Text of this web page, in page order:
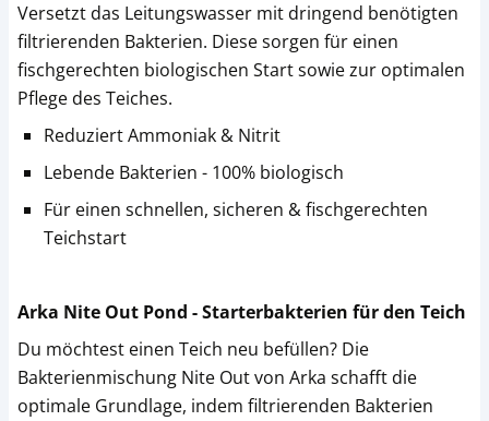
Versetzt das Leitungswasser mit dringend benötigten
filtrierenden Bakterien. Diese sorgen für einen
fischgerechten biologischen Start sowie zur optimalen
Pflege des Teiches.
Reduziert Ammoniak & Nitrit
Lebende Bakterien - 100% biologisch
Für einen schnellen, sicheren & fischgerechten
Teichstart
Arka Nite Out Pond - Starterbakterien für den Teich
Du möchtest einen Teich neu befüllen? Die
Bakterienmischung Nite Out von Arka schafft die
optimale Grundlage, indem filtrierenden Bakterien